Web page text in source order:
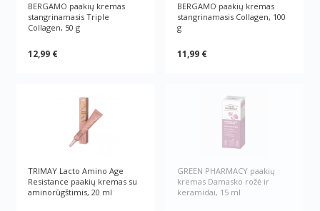
BERGAMO paakių kremas
stangrinamasis Triple
Collagen, 50 g
12,99 €
BERGAMO paakių kremas
stangrinamasis Collagen, 100
g
11,99 €
TRIMAY Lacto Amino Age
Resistance paakių kremas su
aminorūgštimis, 20 ml
GREEN РHARMACY paakių
kremas Damasko rožė ir
keramidai, 15 ml